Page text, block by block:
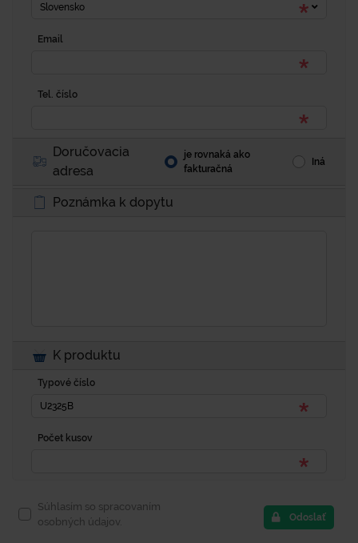
Slovensko
Email
Tel. číslo
Doručovacia
adresa
je rovnaká ako
fakturačná
Iná
Poznámka k dopytu
K produktu
Typové číslo
Počet kusov
Súhlasím so spracovaním
osobných údajov.
Odoslať